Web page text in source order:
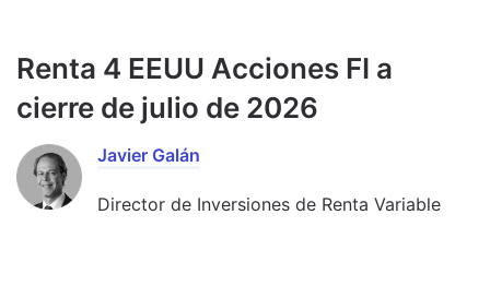
Renta 4 EEUU Acciones FI a
cierre de julio de 2026
Javier Galán
Director de Inversiones de Renta Variable